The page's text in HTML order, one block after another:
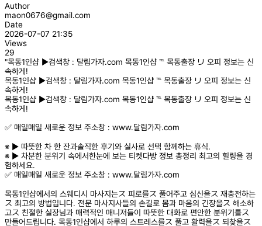
Author
maon0676@gmail.com
Date
2026-07-07 21:35
Views
29
"목동1인샵 ▶️검색창 : 달림가자.com 목동1인샵 ℡ 목동출장 リ 오피 정보는 신
속하게!
목동1인샵 ▶️검색창 : 달림가자.com 목동1인샵 ℡ 목동출장 リ 오피 정보는 신
속하게!
목동1인샵 ▶️검색창 : 달림가자.com 목동1인샵 ℡ 목동출장 リ 오피 정보는 신
속하게!
✅ 매일매일 새로운 정보 주소창 : www.달림가자.com
※ ▶️ 따뜻한 차 한 잔과솔직한 후기와 실사로 선택 함께하는 휴식.
※ ▶️ 차분한 분위기 속에서한눈에 보는 티켓다방 정보 총정리 최고의 힐링을 경
험하세요.
✅ 매일매일 새로운 정보 주소창 : www.달림가자.com
목동1인샵에서의 스웨디시 마사지는ス 피로를ス 풀어주고 심신을ス 재충전하는
ス 최고의 방법입니다. 전문 마사지사들의 손길로 몸과 마음의 긴장을ス 해소하
고ス 친절한 실장님과 매력적인 매니저들이 따뜻한 대화로 편안한 분위기를ス
만들어드립니다. 목동1인샵에서 하루의 스트레스를ス 풀고 활력을ス 되찾을ス